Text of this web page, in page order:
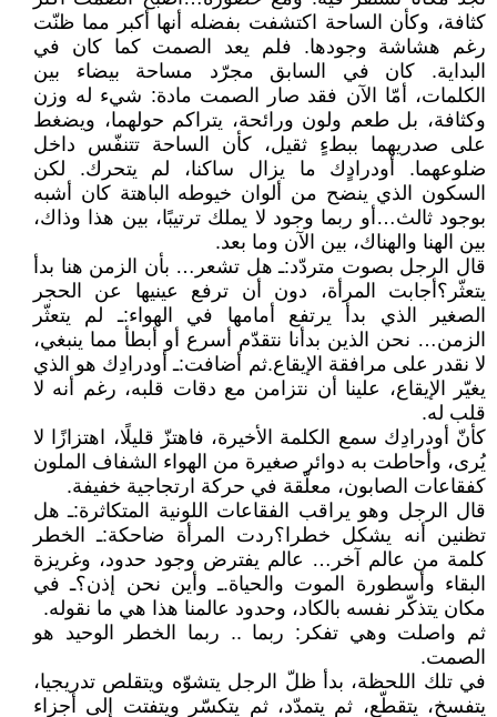
كثافة، وكأن الساحة اكتشفت بفضله أنها أكبر مما ظنّت
رغم هشاشة وجودها. فلم يعد الصمت كما كان في
البداية. كان في السابق مجرّد مساحة بيضاء بين
الكلمات، أمّا الآن فقد صار الصمت مادة: شيء له وزن
وكثافة، بل طعم ولون ورائحة، يتراكم حولهما، ويضغط
على صدريهما ببطءٍ ثقيل، كأن الساحة تتنفّس داخل
ضلوعهما. أودرادٍك ما يزال ساكنا، لم يتحرك. لكن
السكون الذي ينضح من ألوان خيوطه الباهتة كان أشبه
بوجود ثالث…أو ربما وجود لا يملك ترتيبًا، بين هذا وذاك،
بين الهنا والهناك، بين الآن وما بعد.
قال الرجل بصوت متردّد: ـ هل تشعر… بأن الزمن هنا بدأ
يتعثّر؟ أجابت المرأة، دون أن ترفع عينيها عن الحجر
الصغير الذي بدأ يرتفع أمامها في الهواء: ـ لم يتعثّر
الزمن… نحن الذين بدأنا نتقدّم أسرع أو أبطأ مما ينبغي،
لا نقدر على مرافقة الإيقاع. ثم أضافت: ـ أودرادِك هو الذي
يغيّر الإيقاع، علينا أن نتزامن مع دقات قلبه، رغم أنه لا
قلب له.
كأنّ أودرادِك سمع الكلمة الأخيرة، فاهتزّ قليلًا، اهتزازًا لا
يُرى، وأحاطت به دوائر صغيرة من الهواء الشفاف الملون
كفقاعات الصابون، معلّقة في حركة ارتجاجية خفيفة.
قال الرجل وهو يراقب الفقاعات اللونية المتكاثرة: ـ هل
تظنين أنه يشكل خطرا؟ ردت المرأة ضاحكة: ـ الخطر
كلمة من عالم آخر… عالم يفترض وجود حدود، وغريزة
البقاء وأسطورة الموت والحياة. ـ وأين نحن إذن؟ ـ في
مكان يتذكّر نفسه بالكاد، وحدود عالمنا هذا هي ما نقوله.
ثم واصلت وهي تفكر: ربما .. ربما الخطر الوحيد هو
الصمت.
في تلك اللحظة، بدأ ظلّ الرجل يتشوّه ويتقلص تدريجيا،
يتفسخ، يتقطّع، ثم يتمدّد، ثم يتكسّر ويتفتت إلى أجزاء